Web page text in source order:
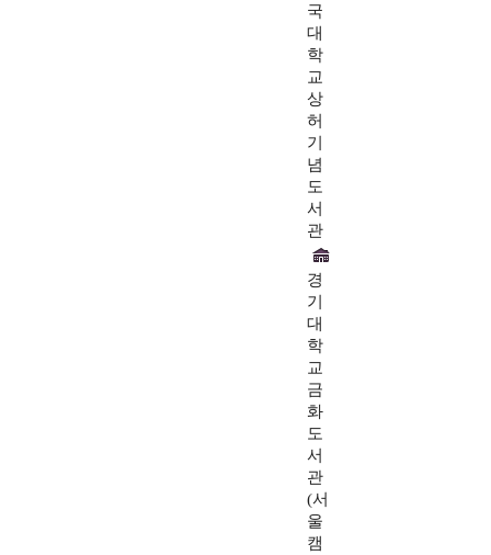
국
대
학
교
상
허
기
념
도
서
관
경
기
대
학
교
금
화
도
서
관
(서
울
캠